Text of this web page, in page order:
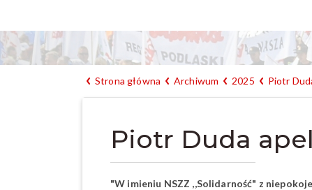
Strona główna Archiwum 2025 Piotr
Piotr Duda
"W imieniu NSZZ ,,Solidarność" z